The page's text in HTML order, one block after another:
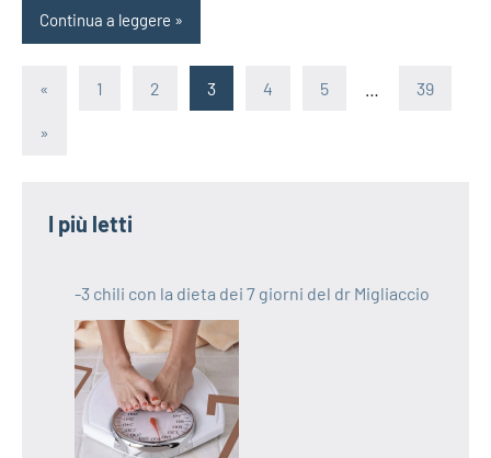
Continua a leggere
Paginazione
degli
« Articolo1 2 3 4 5 39
Articolo
»
I più letti
-3 chili con la dieta dei 7 giorni del dr Migliaccio